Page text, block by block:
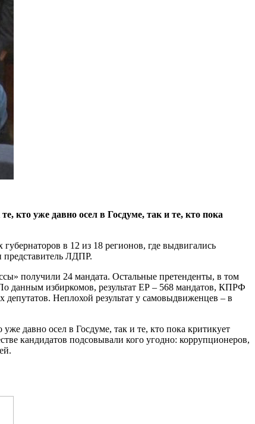
уже давно осел в Госдуме, так и те, кто пока
в 12 из 18 регионов, где выдвигались
представитель ЛДПР.
получили 24 мандата. Остальные претенденты, в том
данным избиркомов, результат ЕР – 568 мандатов, КПРФ
Неплохой результат у самовыдвиженцев – в
давно осел в Госдуме, так и те, кто пока критикует
кандидатов подсовывали кого угодно: коррупционеров,